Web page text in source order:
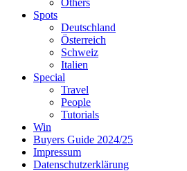
Spots
Deutschland
Österreich
Schweiz
Italien
Special
Travel
People
Tutorials
Win
Buyers Guide 2024/25
Impressum
Datenschutzerklärung